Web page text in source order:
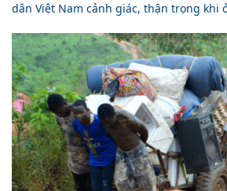
dân Việt Nam cảnh giác, thận trọng khi